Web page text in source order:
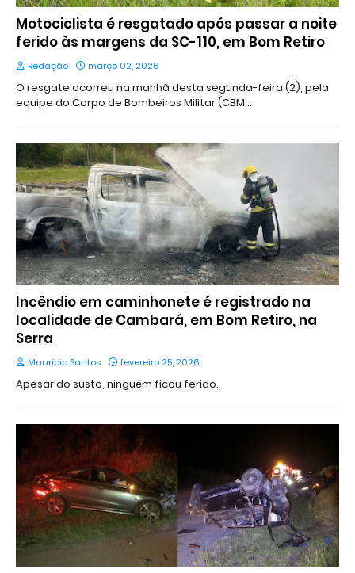
Motociclista é resgatado após passar a noite
ferido às margens da SC-110, em Bom Retiro
Redação março 02, 2026
O resgate ocorreu na manhã desta segunda-feira (2), pela
equipe do Corpo de Bombeiros Militar (CBM…
Incêndio em caminhonete é registrado na
localidade de Cambará, em Bom Retiro, na
Serra
Maurício Santos fevereiro 25, 2026
Apesar do susto, ninguém ficou ferido.